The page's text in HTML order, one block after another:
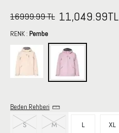
16999.99 TL 11,049.99TL
RENK : Pembe
Beden Rehberi
S M L XL